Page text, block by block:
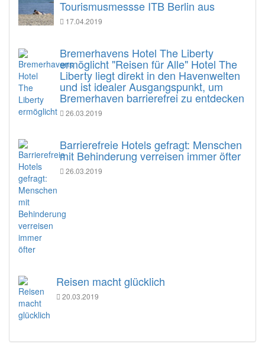
Tourismusmessse ITB Berlin aus
17.04.2019
Bremerhavens Hotel The Liberty
ermöglicht "Reisen für Alle" Hotel The
Liberty liegt direkt in den Havenwelten
und ist idealer Ausgangspunkt, um
Bremerhaven barrierefrei zu entdecken
26.03.2019
Barrierefreie Hotels gefragt: Menschen
mit Behinderung verreisen immer öfter
26.03.2019
Reisen macht glücklich
20.03.2019